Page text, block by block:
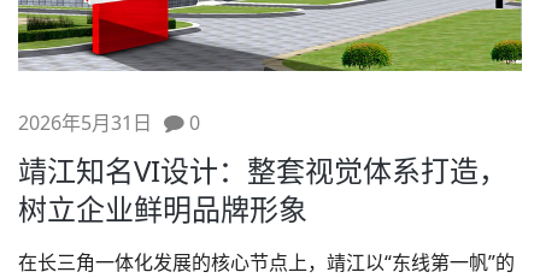
2026年5月31日 0
靖江知名VI设计：整套视觉体系打造，
树立企业鲜明品牌形象
在长三角一体化发展的核心节点上，靖江以“东线第一帆”的